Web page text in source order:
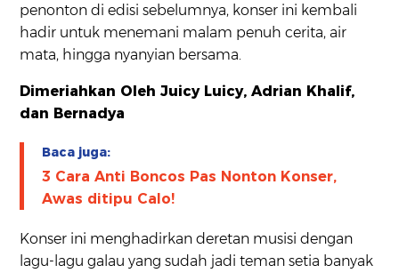
penonton di edisi sebelumnya, konser ini kembali
hadir untuk menemani malam penuh cerita, air
mata, hingga nyanyian bersama.
Dimeriahkan Oleh Juicy Luicy, Adrian Khalif,
dan Bernadya
Baca juga:
3 Cara Anti Boncos Pas Nonton Konser,
Awas ditipu Calo!
Konser ini menghadirkan deretan musisi dengan
lagu-lagu galau yang sudah jadi teman setia banyak